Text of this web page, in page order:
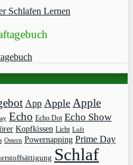
App Apple Apple
Echo Echo Dot Echo Show
Kopfkissen Licht Luft
Ostern Powernapping Prime Day
Schlaf